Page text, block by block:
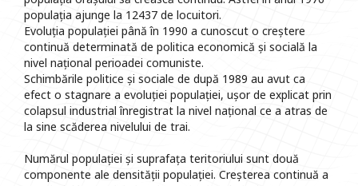
populația ajunge la 12437 de locuitori.
Evoluția populației până în 1990 a cunoscut o creștere
continuă determinată de politica economică și socială la
nivel național perioadei comuniste.
Schimbările politice și sociale de după 1989 au avut ca
efect o stagnare a evoluției populației, ușor de explicat prin
colapsul industrial înregistrat la nivel național ce a atras de
la sine scăderea nivelului de trai.
Numărul populației și suprafața teritoriului sunt două
componente ale densității populației. Creșterea continuă a